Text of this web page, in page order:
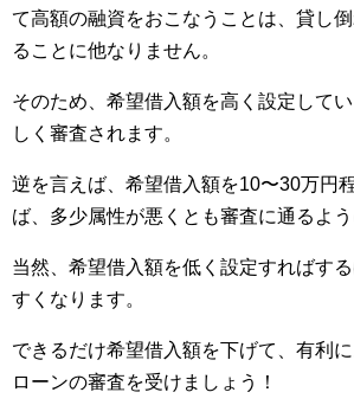
て高額の融資をおこなうことは、貸し
ることに他なりません。
そのため、希望借入額を高く設定して
しく審査されます。
逆を言えば、希望借入額を10〜30万円
ば、多少属性が悪くとも審査に通るよう
当然、希望借入額を低く設定すればす
すくなります。
できるだけ希望借入額を下げて、有利
ローンの審査を受けましょう！